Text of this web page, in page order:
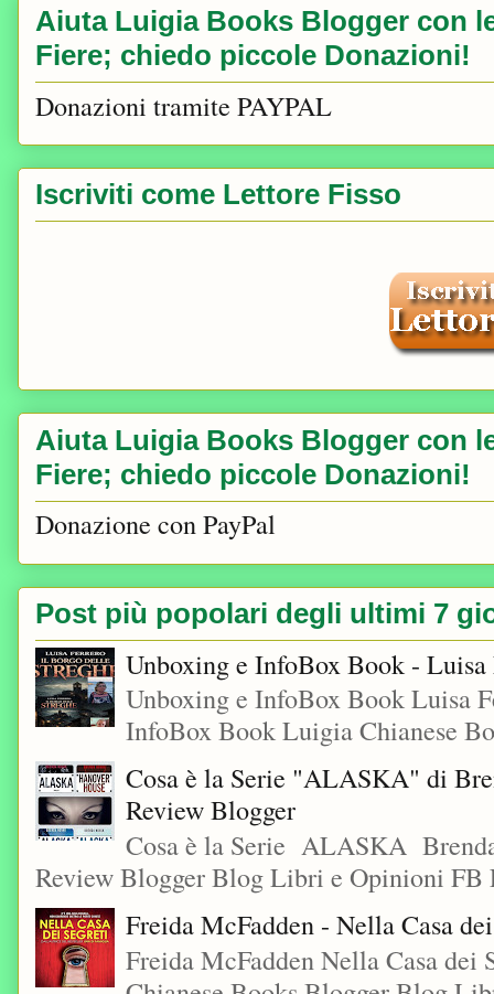
Aiuta Luigia Books Blogger con
Fiere; chiedo piccole Donazioni!
Donazioni tramite PAYPAL
Iscriviti come Lettore Fisso
Aiuta Luigia Books Blogger con
Fiere; chiedo piccole Donazioni!
Donazione con PayPal
Post più popolari degli ultimi 7
Unboxing e InfoBox Book -
Unboxing e InfoBox Book Luisa
InfoBox Book Luigia Chianese
Cosa è la Serie "ALASKA" di
Review Blogger
Cosa è la Serie ALASKA
Review Blogger Blog Libri e Opinioni
Freida McFadden - Nella Casa
Freida McFadden Nella Casa